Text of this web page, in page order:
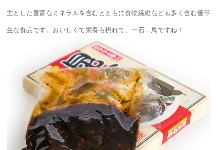
主とした豊富なミネラルを含むとともに食物繊維なども多く含む優等
生な食品です。おいしくて栄養も摂れて、一石二鳥ですね！